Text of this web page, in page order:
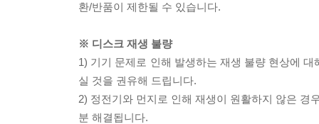
환/반품이 제한될 수 있습니다.
※ 디스크 재생 불량
1) 기기 문제로 인해 발생하는 재생 불량 현상에
실 것을 권유해 드립니다.
2) 정전기와 먼지로 인해 재생이 원활하지 않은 경
분 해결됩니다.